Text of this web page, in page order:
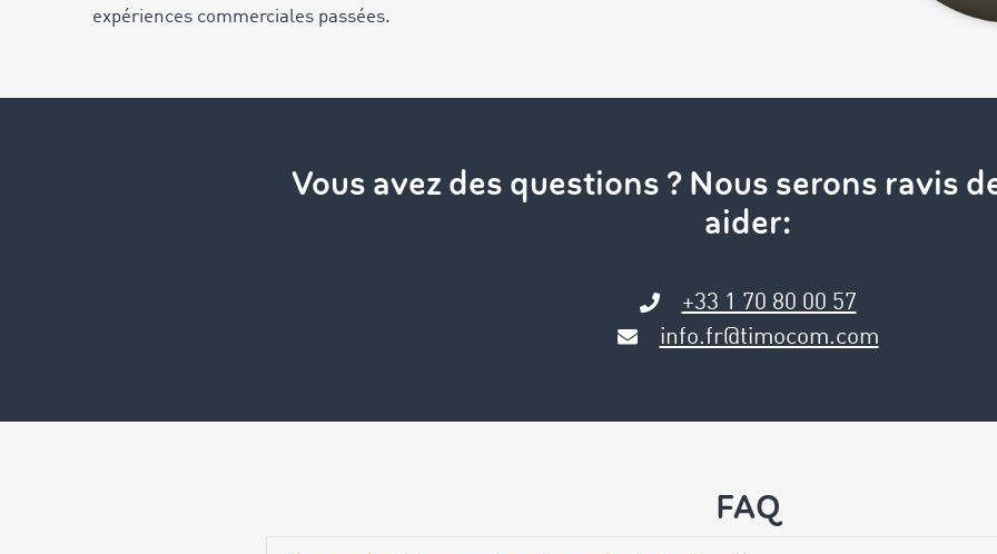
expériences commerciales passées.
Vous avez des questions ? Nous serons ravis
aider:
+33 1 70 80 00 57
info.fr@timocom.com
FAQ